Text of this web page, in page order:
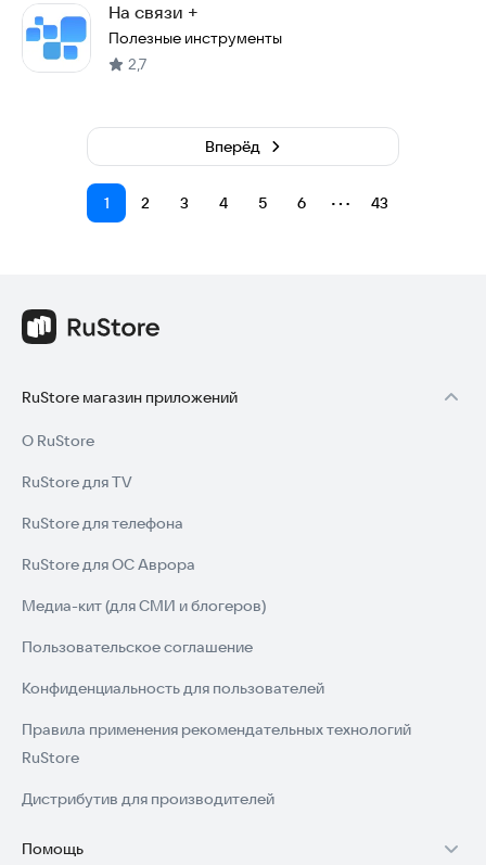
На связи +
Полезные инструменты
2,7
1 2 3 4 5 6 ⋯ 43
Вперёд
RuStore магазин приложений
О RuStore
RuStore для TV
RuStore для телефона
RuStore для ОС Аврора
Медиа-кит (для СМИ и блогеров)
Пользовательское соглашение
Конфиденциальность для пользователей
Правила применения рекомендательных технологий
RuStore
Дистрибутив для производителей
Помощь